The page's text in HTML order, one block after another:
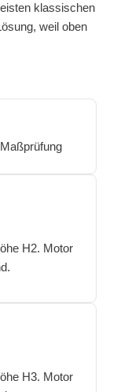
klassischen
weil oben
H2. Motor
H3. Motor